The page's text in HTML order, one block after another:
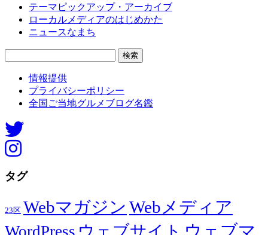
テーマピックアップ・アーカイブ
ローカルメディアのはじめかた
ニュースなまち
情報提供
プライバシーポリシー
全国ご当地グルメブログ名鑑
タグ
23区 Webマガジン Webメディア
ウェブサイト ウェブマ